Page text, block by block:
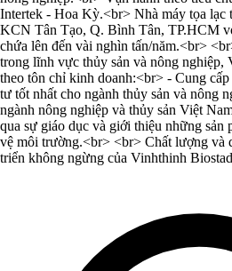
Intertek - Hoa Kỳ.<br> Nhà máy tọa lạc
KCN Tân Tạo, Q. Bình Tân, TP.HCM
chứa lên đến vài nghìn tấn/năm.<br>
trong lĩnh vực thủy sản và nông nghiệp,
theo tôn chỉ kinh doanh:<br> - Cung
tư tốt nhất cho ngành thủy sản và nông
ngành nông nghiệp và thủy sản Việt
qua sự giáo dục và giới thiệu những sản
vệ môi trường.<br> <br> Chất lượng và
triển không ngừng của Vinhthinh